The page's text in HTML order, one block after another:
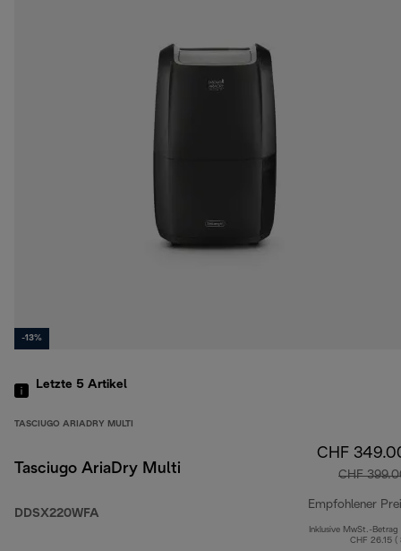
-13%
Letzte 5 Artikel
TASCIUGO ARIADRY MULTI
Tasciugo AriaDry Multi
DDSX220WFA
CHF
CHF
Empfohlener
Inklusive MwSt.-Betrag
CHF 26.15 (